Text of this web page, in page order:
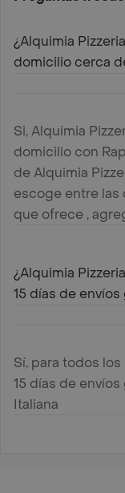
¿Alquimia
domicilio cerca
Si, Alquimia
domicilio con
de Alquimia
escoge entre
que ofrece ,
¿Alquimia
15 días de envíos
Sí, para todos
15 días de
Italiana